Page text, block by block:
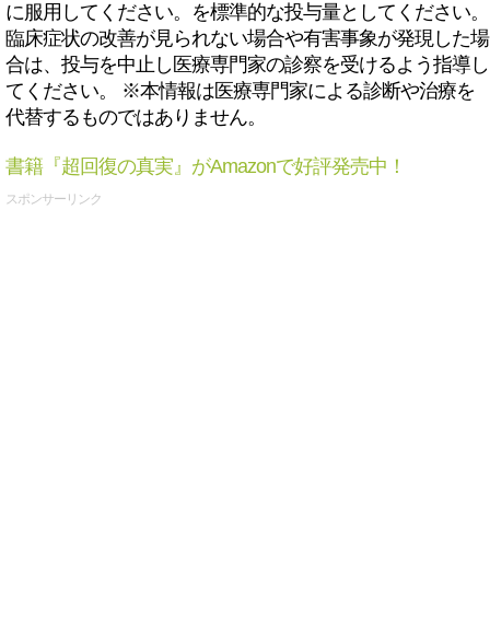
に服用してください。を標準的な投与量としてください。
臨床症状の改善が見られない場合や有害事象が発現した場
合は、投与を中止し医療専門家の診察を受けるよう指導し
てください。 ※本情報は医療専門家による診断や治療を
代替するものではありません。
書籍『超回復の真実』がAmazonで好評発売中！
スポンサーリンク